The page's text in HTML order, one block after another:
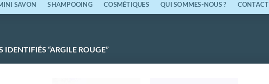
SAVON SHAMPOOING COSMÉTIQUES QUI SOMMES-NOUS ? CONTACT
IDENTIFIÉS “ARGILE ROUGE”